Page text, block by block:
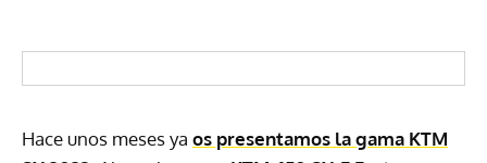
Hace unos meses ya os presentamos la gama KTM